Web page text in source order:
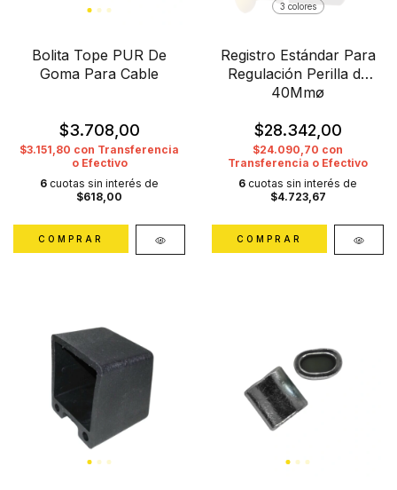
Bolita Tope PUR De
Goma Para Cable
$3.708,00
$3.151,80 con Transferencia
o Efectivo
6 cuotas sin interés de
$618,00
3 colores
Registro Estándar Para
Regulación Perilla de
40Mmø
$28.342,00
$24.090,70 con
Transferencia o Efectivo
6 cuotas sin interés de
$4.723,67
COMPRAR